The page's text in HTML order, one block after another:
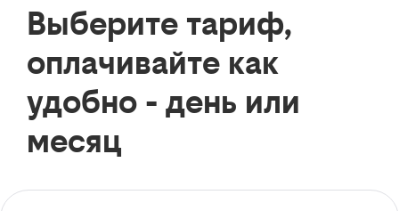
Выберите тариф,
оплачивайте как
удобно - день или
месяц